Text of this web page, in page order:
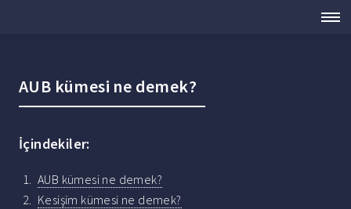
AUB kümesi ne demek?
İçindekiler:
AUB kümesi ne demek?
Kesişim kümesi ne demek?